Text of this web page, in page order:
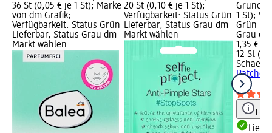
36 St (0,05 € je 1 St); Marke
von dm Grafik;
Verfügbarkeit: Status Grün
Lieferbar, Status Grau dm
Markt wählen
20 St (0,10 € je 1 St);
Verfügbarkeit: Status Grün
Lieferbar, Status Grau dm
Markt wählen
1 St);
Grün
Grau
1,35 €
12 St
Patches
St